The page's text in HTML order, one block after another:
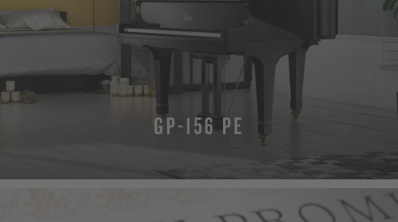
GP-156 PE